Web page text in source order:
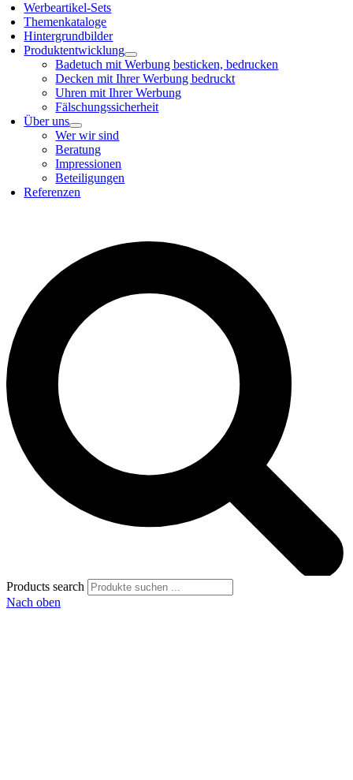
Werbeartikel-Sets
Themenkataloge
Hintergrundbilder
Produktentwicklung
Badetuch mit Werbung besticken, bedrucken
Decken mit Ihrer Werbung bedruckt
Uhren mit Ihrer Werbung
Fälschungssicherheit
Über uns
Wer wir sind
Beratung
Impressionen
Beteiligungen
Referenzen
Products search
Nach oben